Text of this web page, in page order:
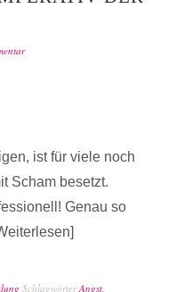
ist für viele noch
Scham besetzt.
Genau so
SchlagwörterAngst,